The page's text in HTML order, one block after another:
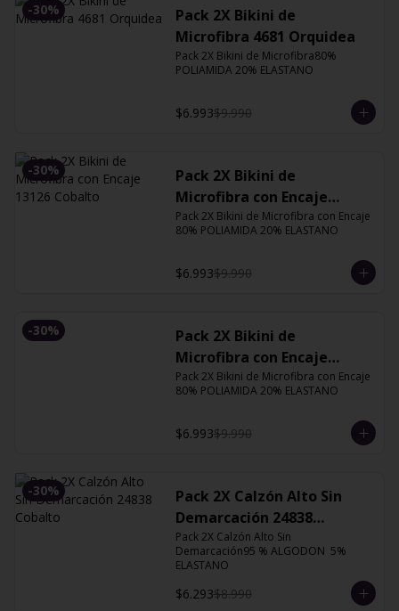
-30%
Pack 2X Bikini de
Microfibra 4681 Orquidea
Pack 2X Bikini de Microfibra80%
POLIAMIDA 20% ELASTANO
$6.993$9.990
-30%
Pack 2X Bikini de
Microfibra con Encaje
13126 Cobalto
Pack 2X Bikini de Microfibra con Encaje
80% POLIAMIDA 20% ELASTANO
$6.993$9.990
-30%
Pack 2X Bikini de
Microfibra con Encaje
13126 Orquidea
Pack 2X Bikini de Microfibra con Encaje
80% POLIAMIDA 20% ELASTANO
$6.993$9.990
-30%
Pack 2X Calzón Alto Sin
Demarcación 24838
Cobalto
Pack 2X Calzón Alto Sin
Demarcación95 % ALGODON  5%
ELASTANO
$6.293$8.990